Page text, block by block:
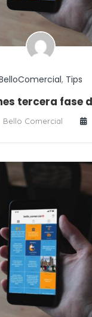
, Tips
tercera fase
Bello Comercial